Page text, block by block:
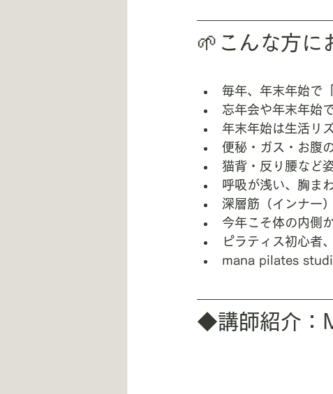
🌱こんな方に
毎年、年末年始で
忘年会や年末年始
年末年始は生活リ
便秘・ガス・お腹
猫背・反り腰など
呼吸が浅い、胸ま
深層筋（インナー
今年こそ体の内側
ピラティス初心者
mana pilates
◆講師紹介：